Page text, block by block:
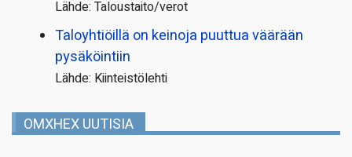
Lähde: Taloustaito/verot
Taloyhtiöillä on keinoja puuttua väärään
pysäköintiin
Lähde: Kiinteistölehti
OMXHEX UUTISIA